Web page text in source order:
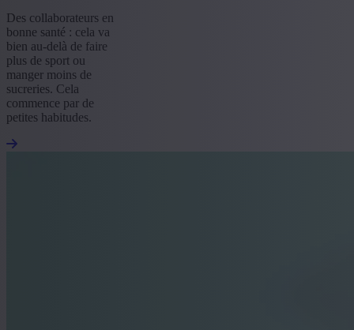
Des collaborateurs en
bonne santé : cela va
bien au-delà de faire
plus de sport ou
manger moins de
sucreries. Cela
commence par de
petites habitudes.